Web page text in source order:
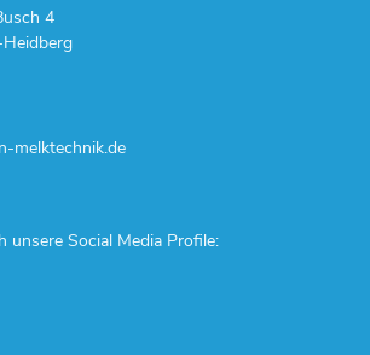
4
melktechnik.de
unsere Social Media Profile: